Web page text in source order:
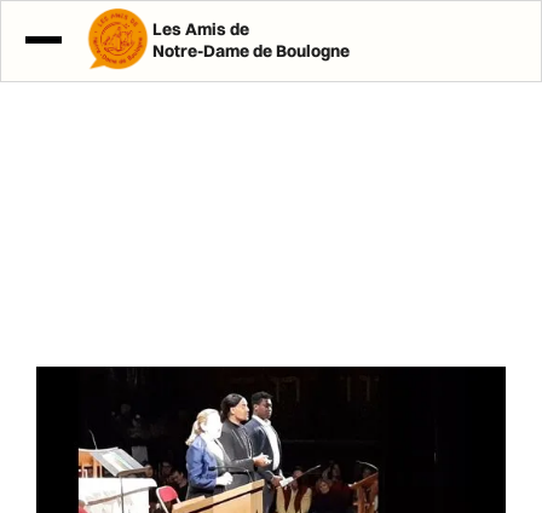
Les Amis de
Notre-Dame de Boulogne